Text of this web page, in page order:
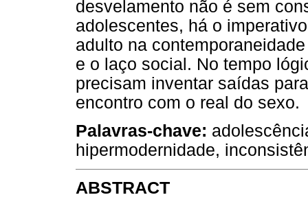
desvelamento não é sem
adolescentes, há o
adulto na
e o laço social. No tempo
precisam inventar saídas
encontro com o real do sexo.
Palavras-chave:
hipermodernidade,
ABSTRACT